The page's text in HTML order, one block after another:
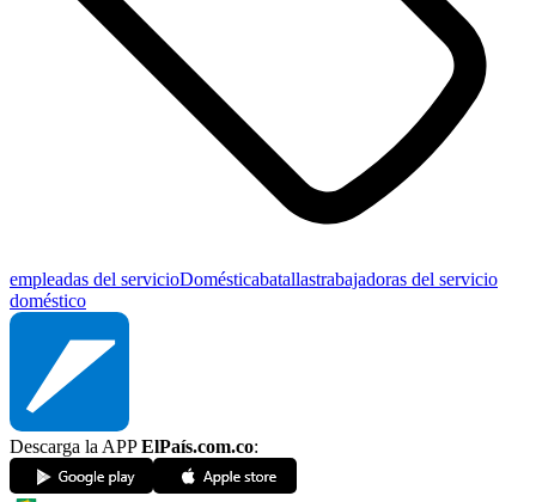
empleadas del servicioDomésticabatallastrabajadoras del servicio
doméstico
Descarga la APPElPaís.com.co: